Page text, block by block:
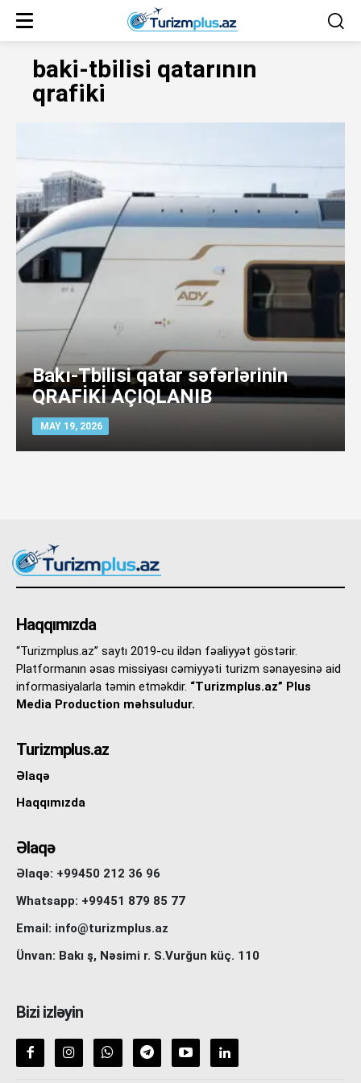
baki-tbilisi qatarının
qrafiki
Bakı-Tbilisi qatar səfərlərinin
QRAFİKİ AÇIQLANIB
MAY 19, 2026
Haqqımızda
“Turizmplus.az” saytı 2019-cu ildən fəaliyyət göstərir.
Platformanın əsas missiyası cəmiyyəti turizm sənayesinə aid
informasiyalarla təmin etməkdir. “Turizmplus.az” Plus
Media Production məhsuludur.
Turizmplus.az
Əlaqə
Haqqımızda
Əlaqə
Əlaqə: +99450 212 36 96
Whatsapp: +99451 879 85 77
Email: info@turizmplus.az
Ünvan: Bakı ş, Nəsimi r. S.Vurğun küç. 110
Bizi izləyin